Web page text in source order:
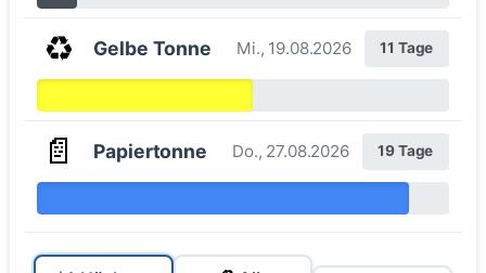
♻️ Gelbe Tonne Mi., 19.08.2026 11 Tage
📄 Papiertonne Do., 27.08.2026 19 Tage